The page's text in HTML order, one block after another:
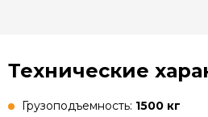
Технические
Грузоподъемность: 1500 кг